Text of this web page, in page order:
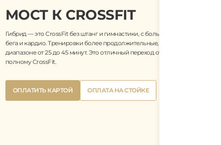
МОСТ К CROSSFIT
Гибрид — это CrossFit без штанг и гимнастики, с большим количеством
бега и кардио. Тренировки более продолжительные, обычно в
диапазоне от 25 до 45 минут. Это отличный переход от базового класса к
полному CrossFit.
Button
Text
Button
ОПЛАТИТЬ КАРТОЙ
ОПЛАТИТЬ КАРТОЙ
Button
ОПЛАТА НА СТОЙКЕ
ОПЛАТА НА СТОЙКЕ